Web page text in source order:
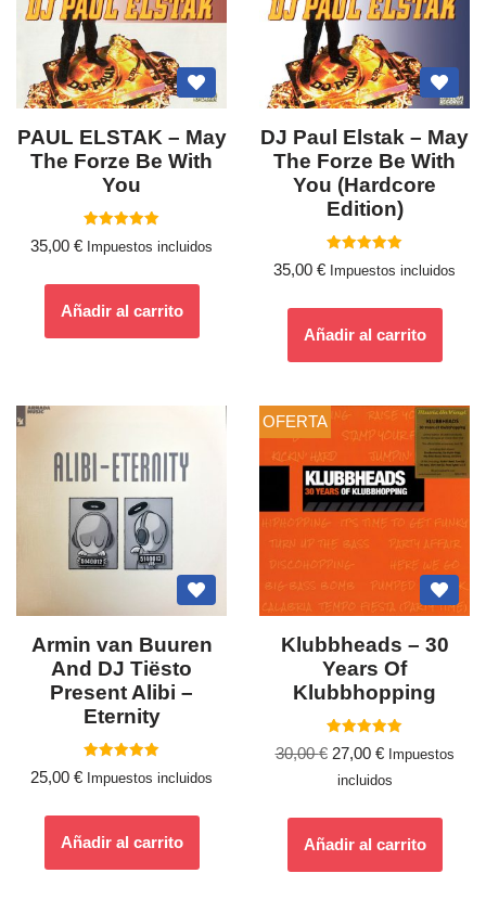
PAUL ELSTAK – May
The Forze Be With
You
Valorado
con
35,00 € Impuestos incluidos
Añadir al carrito
DJ Paul Elstak – May
The Forze Be With
You (Hardcore
Edition)
Valorado
con
35,00 € Impuestos incluidos
Añadir al carrito
Armin van Buuren
And DJ Tiësto
Present Alibi –
Eternity
con
25,00 € Impuestos incluidos
Añadir al carrito
OFERTA
Klubbheads – 30
Years Of
Klubbhopping
Valorado
con
5.00
de 5
30,00€ 27,00 €
Impuestos
incluidos
Añadir al carrito